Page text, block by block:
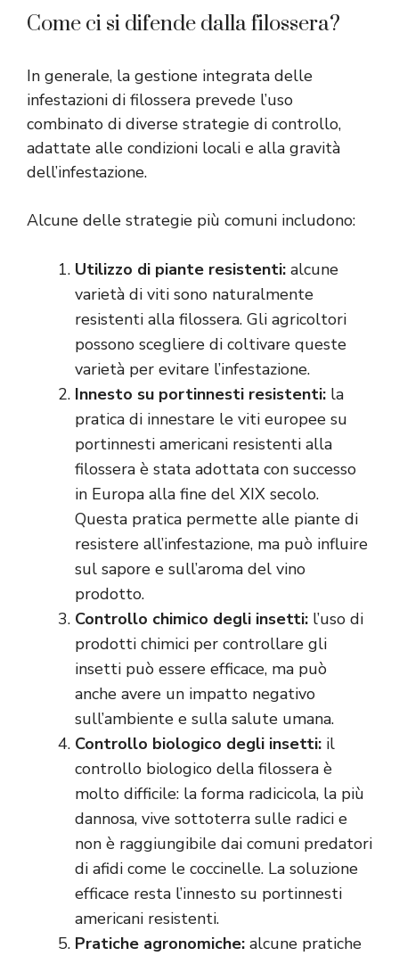
Come ci si difende dalla filossera?
In generale, la gestione integrata delle
infestazioni di filossera prevede l’uso
combinato di diverse strategie di controllo,
adattate alle condizioni locali e alla gravità
dell’infestazione.
Alcune delle strategie più comuni includono:
Utilizzo di piante resistenti: alcune
varietà di viti sono naturalmente
resistenti alla filossera. Gli agricoltori
possono scegliere di coltivare queste
varietà per evitare l’infestazione.
Innesto su portinnesti resistenti: la
pratica di innestare le viti europee su
portinnesti americani resistenti alla
filossera è stata adottata con successo
in Europa alla fine del XIX secolo.
Questa pratica permette alle piante di
resistere all’infestazione, ma può influire
sul sapore e sull’aroma del vino
prodotto.
Controllo chimico degli insetti: l’uso di
prodotti chimici per controllare gli
insetti può essere efficace, ma può
anche avere un impatto negativo
sull’ambiente e sulla salute umana.
Controllo biologico degli insetti: il
controllo biologico della filossera è
molto difficile: la forma radicicola, la più
dannosa, vive sottoterra sulle radici e
non è raggiungibile dai comuni predatori
di afidi come le coccinelle. La soluzione
efficace resta l’innesto su portinnesti
americani resistenti.
Pratiche agronomiche: alcune pratiche